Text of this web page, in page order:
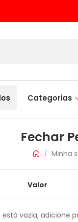
Categorias
Fechar
/ Minha
Valor
vazia, adicione